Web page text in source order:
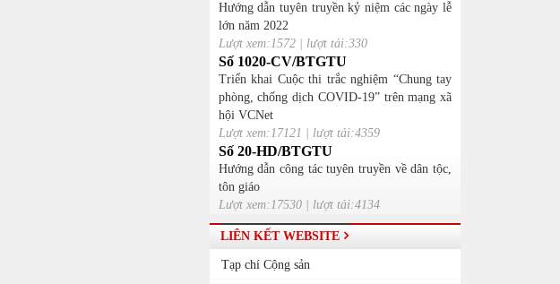
Hướng dẫn tuyên truyền kỷ niệm các ngày lễ
lớn năm 2022
Lượt xem:1572 | lượt tải:330
Số 1020-CV/BTGTU
Triển khai Cuộc thi trắc nghiệm “Chung tay
phòng, chống dịch COVID-19” trên mạng xã
hội VCNet
Lượt xem:17121 | lượt tải:4359
Số 20-HD/BTGTU
Hướng dẫn công tác tuyên truyền về dân tộc,
tôn giáo
Lượt xem:17530 | lượt tải:4134
LIÊN KẾT WEBSITE
Tạp chí Cộng sản